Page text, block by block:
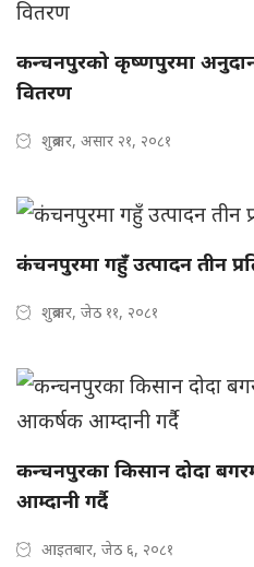
कन्चनपुरको कृष्णपुरमा
वितरण
शुक्रबार, असार २१, २०८१
कंचनपुरमा गहुँ उत्पादन तीन
शुक्रबार, जेठ ११, २०८१
कन्चनपुरका किसान दोदा
आम्दानी गर्दै
आइतबार, जेठ ६, २०८१